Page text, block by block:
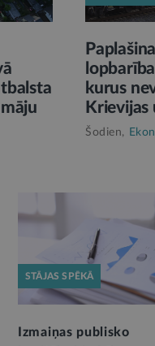
kurus
Krievijas
Šodien,
STĀJAS SPĒKĀ
Izmaiņas publisko